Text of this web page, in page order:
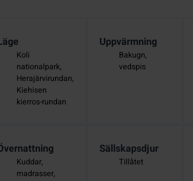
Koli
nationalpark,
Herajärvirundan,
Kiehisen
kierros-rundan
Uppvärmning
Bakugn,
vedspis
Kuddar,
madrasser,
Sällskapsdjur
Tillåtet